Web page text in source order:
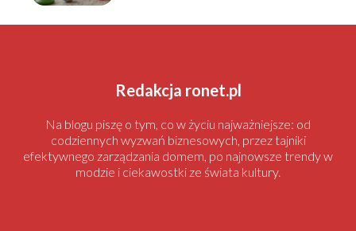
Redakcja ronet.pl
Na blogu piszę o tym, co w życiu najważniejsze: od
codziennych wyzwań biznesowych, przez tajniki
efektywnego zarządzania domem, po najnowsze trendy w
modzie i ciekawostki ze świata kultury.